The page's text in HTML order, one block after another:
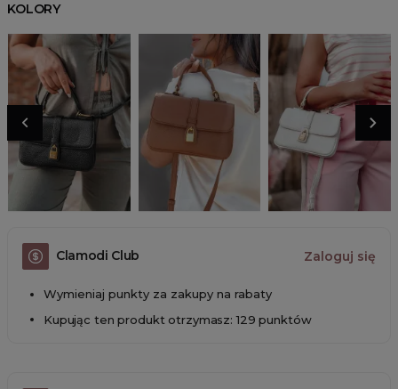
KOLORY
Clamodi Club Zaloguj się
Wymieniaj punkty za zakupy na rabaty
Kupując ten produkt otrzymasz: 129 punktów